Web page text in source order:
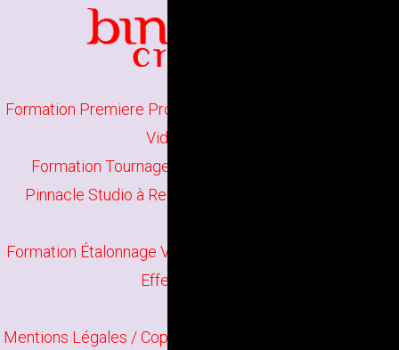
Formation Premiere Pro à Rennes
Vidéo à Rennes
Formation Tournage Vidéo à Rennes
Pinnacle Studio à Rennes
Formation Étalonnage Vidéo à Rennes
Effects à Rennes
Mentions Légales / Copyright